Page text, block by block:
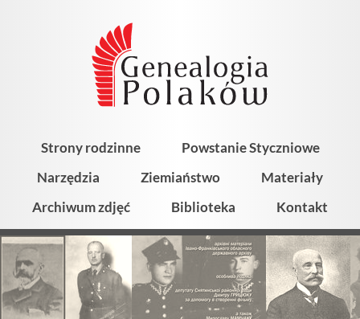
Strony rodzinne
Powstanie Styczniowe
Narzędzia
Ziemiaństwo
Materiały
Archiwum zdjęć
Biblioteka Kontakt